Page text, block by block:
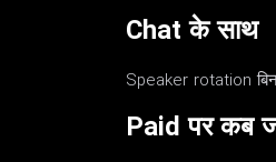
Chat के साथ
Speaker rotation
Paid पर कब